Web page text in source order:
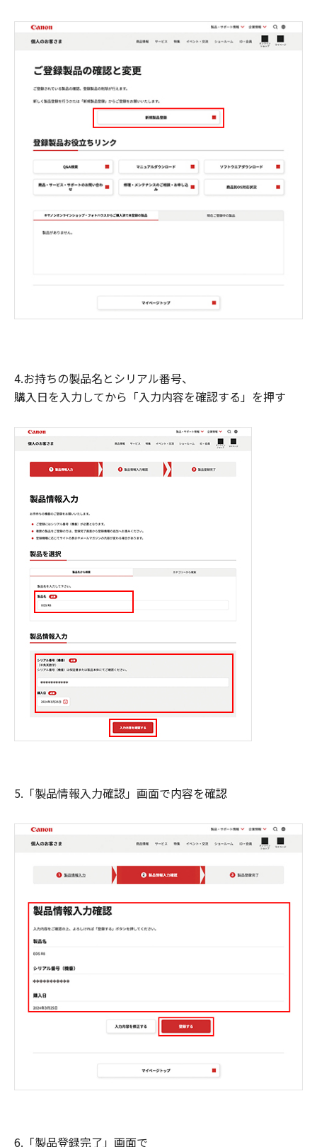
4.お持ちの製品名とシリアル番号、
購入日を入力してから「入力内容を確認する」を押す
5.「製品情報入力確認」画面で内容を確認
6.「製品登録完了」画面で